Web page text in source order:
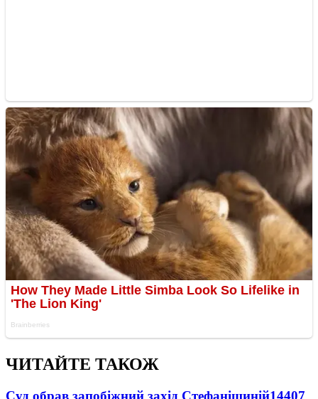
ЧИТАЙТЕ ТАКОЖ
Суд обрав запобіжний захід Стефанішиній14407